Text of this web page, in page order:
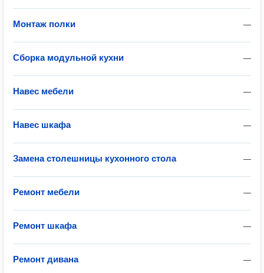
—
Монтаж полки
—
Сборка модульной кухни
—
Навес мебели
—
Навес шкафа
—
Замена столешницы кухонного стола
—
Ремонт мебели
—
Ремонт шкафа
—
Ремонт дивана